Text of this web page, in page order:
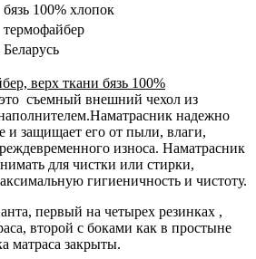
бязь 100% хлопок
термофайбер
Беларусь
верх ткани бязь 100%
съемный внешний чехол из
надежно
и защищает его от пыли, влаги,
износа. Наматрасник
для чистки или стирки,
гигиеничность и чистоту.
первый на четырех резинках ,
второй с боками как в простыне
матраса закрыты.